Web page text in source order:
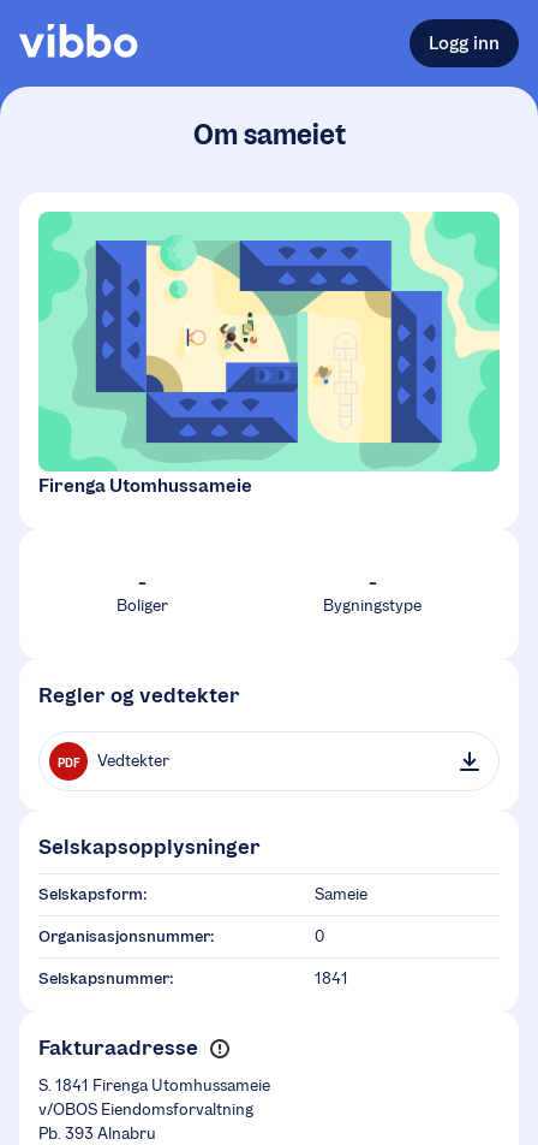
Logg inn
Om sameiet
Firenga Utomhussameie
-
Boliger
-
Bygningstype
Regler og vedtekter
PDF Vedtekter
Selskapsopplysninger
Selskapsform: Sameie
Organisasjonsnummer: 0
Selskapsnummer: 1841
Fakturaadresse
S. 1841 Firenga Utomhussameie
v/OBOS Eiendomsforvaltning
Pb. 393 Alnabru